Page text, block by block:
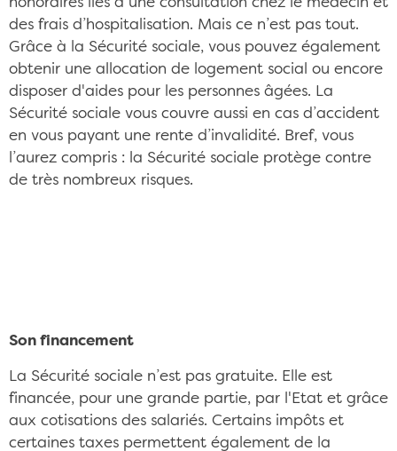
honoraires liés à une consultation chez le médecin et
des frais d’hospitalisation. Mais ce n’est pas tout.
Grâce à la Sécurité sociale, vous pouvez également
obtenir une allocation de logement social ou encore
disposer d'aides pour les personnes âgées. La
Sécurité sociale vous couvre aussi en cas d’accident
en vous payant une rente d’invalidité. Bref, vous
l’aurez compris : la Sécurité sociale protège contre
de très nombreux risques.
Son financement
La Sécurité sociale n’est pas gratuite. Elle est
financée, pour une grande partie, par l'Etat et grâce
aux cotisations des salariés. Certains impôts et
certaines taxes permettent également de la